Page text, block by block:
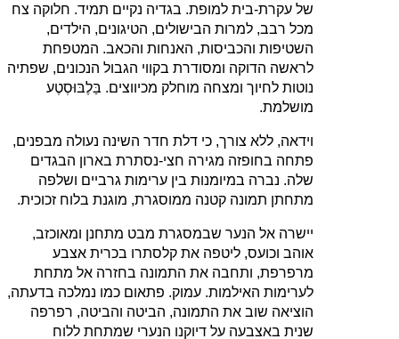
של עקרת‑בית למופת. בגדיה נקיים תמיד. חלוקה צח
מכל רבב, למרות הבישולים, הטיגונים, הילדים,
השטיפות והכביסות, האנחות והכאב. המטפחת
לראשה הדוקה ומסודרת בקווי הגבול הנכונים, שפתיה
נוטות לחיוך ומצחה מוחלק מכיווצים. בַּלֶבּוּסְטֶע
מושלמת.
וידאה, ללא צורך, כי דלת חדר השינה נעולה מבפנים,
פתחה בחופזה מגירה חצי‑נסתרת בארון הבגדים
שלה. נברה במיומנות בין ערימות גרביים ושלפה
מתחתן תמונה קטנה ממוסגרת, מוגנת בלוח זכוכית.
יישרה אל הנער שבמסגרת מבט מתחנן ומאוכזב,
אוהב וכועס, ליטפה את קלסתרו בכרית אצבע
מרפרפת, ותחבה את התמונה בחזרה אל מתחת
לערימות האילמות. עמוק. פתאום כמו נמלכה בדעתה,
הוציאה שוב את התמונה, הביטה והביטה, רפרפה
שנית באצבעה על דיוקנו הנערי שמתחת ללוח